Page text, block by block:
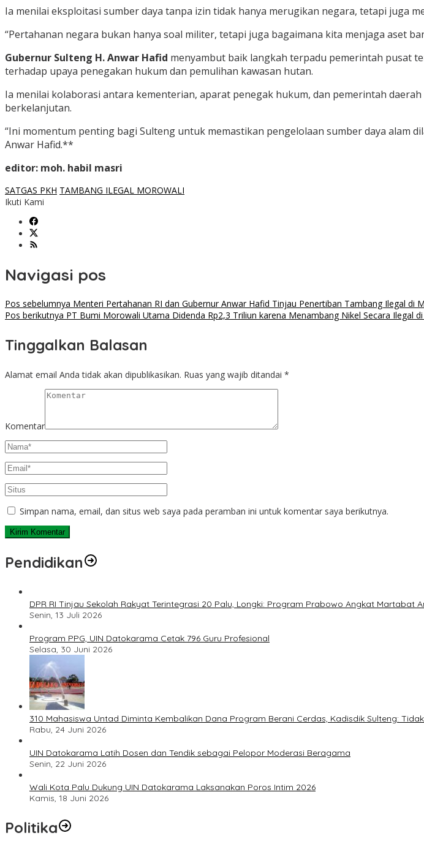
Ia menilai eksploitasi sumber daya tanpa izin tidak hanya merugikan negara, tetapi juga
“Pertahanan negara bukan hanya soal militer, tetapi juga bagaimana kita menjaga aset
Gubernur Sulteng H. Anwar Hafid menyambut baik langkah terpadu pemerintah pusat
terhadap upaya penegakan hukum dan pemulihan kawasan hutan.
Ia menilai kolaborasi antara kementerian, aparat penegak hukum, dan pemerintah
berkelanjutan.
“Ini momentum penting bagi Sulteng untuk memastikan pengelolaan sumber daya alam
Anwar Hafid.**
editor: moh. habil masri
SATGAS PKH TAMBANG ILEGAL MOROWALI
Ikuti Kami
Navigasi pos
Pos sebelumnya Menteri Pertahanan RI dan Gubernur Anwar Hafid Tinjau Penertiban Tambang Ilegal di
Pos berikutnya PT Bumi Morowali Utama Didenda Rp2,3 Triliun karena Menambang Nikel Secara Ilegal
Tinggalkan Balasan
Alamat email Anda tidak akan dipublikasikan. Ruas yang wajib ditandai *
Komentar
Simpan nama, email, dan situs web saya pada peramban ini untuk komentar saya berikutnya.
Pendidikan
DPR RI Tinjau Sekolah Rakyat Terintegrasi 20 Palu, Longki: Program Prabowo Angkat Martabat
Senin, 13 Juli 2026
Program PPG, UIN Datokarama Cetak 796 Guru Profesional
Selasa, 30 Juni 2026
310 Mahasiswa Untad Diminta Kembalikan Dana Program Berani Cerdas, Kadisdik Sulteng:
Rabu, 24 Juni 2026
UIN Datokarama Latih Dosen dan Tendik sebagai Pelopor Moderasi Beragama
Senin, 22 Juni 2026
Wali Kota Palu Dukung UIN Datokarama Laksanakan Poros Intim 2026
Kamis, 18 Juni 2026
Politika